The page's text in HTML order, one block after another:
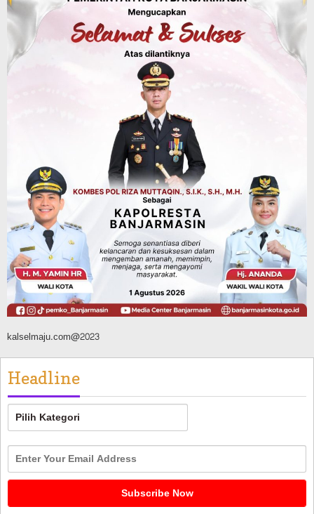
Budaya & Pariwisata
Bunda PAUD Banjarmasin Ajak Anak
Belajar Sambil Lihat Satwa, Jelajah
Literasi di Taman Jahri Saleh
Pemkab Balangan
28 Pelajar Halong Balangan Jalani
Latihan Intensif Paskibraka, Ditempa
TNI-Polri Sambut HUT ke-81 RI
Agustus 9, 2026
kalselmaju.com@2023
Headline
Headline